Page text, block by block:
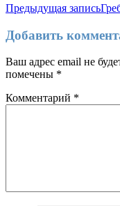
Навигация
по
записям
Предыдущая запись
Добавить
Ваш адрес email не
помечены *
Комментарий *